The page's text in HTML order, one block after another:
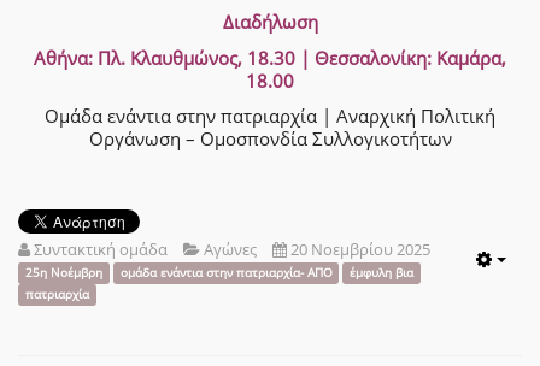
Διαδήλωση
Αθήνα: Πλ. Κλαυθμώνος, 18.30 | Θεσσαλονίκη: Καμάρα,
18.00
Ομάδα ενάντια στην πατριαρχία | Αναρχική Πολιτική
Οργάνωση – Ομοσπονδία Συλλογικοτήτων
Συντακτική ομάδα Αγώνες 20 Νοεμβρίου 2025
25η Νοέμβρη ομάδα ενάντια στην πατριαρχία- ΑΠΟ
έμφυλη βια
πατριαρχία